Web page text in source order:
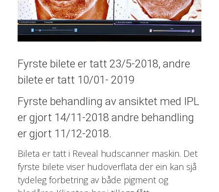
Fyrste bilete er tatt 23/5-2018, andre
bilete er tatt 10/01- 2019
Fyrste behandling av ansiktet med IPL
er gjort 14/11-2018 andre behandling
er gjort 11/12-2018.
Bileta er tatt i Reveal hudscanner maskin. Det
fyrste bilete viser hudoverflata der ein kan sjå
tydeleg forbetring av både pigment og